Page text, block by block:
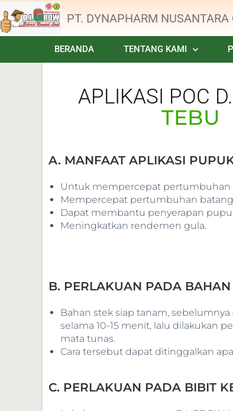
PT. DYNAPHARM NUSANTARA
BERANDA TENTANG KAMI
APLIKASI POC
TEBU
A. MANFAAT APLIKASI
Untuk mempercepat pertumbuhan
Mempercepat pertumbuhan
Dapat membantu penyerapan
Meningkatkan rendemen gula.
B. PERLAKUAN PADA BAHAN
Bahan stek siap tanam,
selama 10-15 menit, lalu dilakukan
mata tunas.
Cara tersebut dapat ditinggalkan
C. PERLAKUAN PADA BIBIT